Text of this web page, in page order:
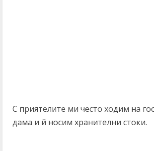
С приятелите ми често ходим на
дама и й носим хранителни стоки.